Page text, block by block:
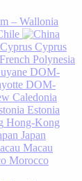
Cyprus
DOM-
DOM-
Estonia
Hong-Kong
Japan
Macau
Morocco